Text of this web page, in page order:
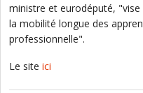
ministre et eurodéputé,
la mobilité longue des
professionnelle".
Le site ici